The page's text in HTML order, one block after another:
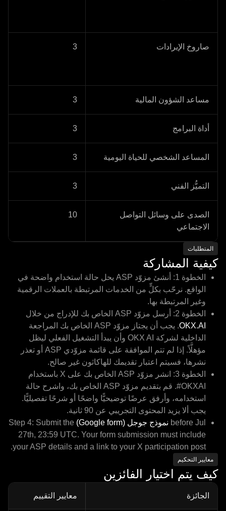
صاروخ الإيرادات 3
مساعد الشؤون المالية 3
أداة البرامج 3
المساعد الشخصي للحياة اليومية 3
التميُّز الفني 3
الصدى على وسائل التواصل
الاجتماعي
10
المتطلبات
كيفية المشاركة
الخطوة 1: أنشئ مزوّد ASP يحل حالة استخدام واضحة في
الواقع. نرحّب بكلٍّ من الخدمات المرتبطة بالعملات الرقمية
وغير المرتبطة بها.
الخطوة 2: أرسل مزوّد ASP الخاص بك للإدراج من خلال
OKX.AI
. يجب أن يجتاز مزوّد ASP الخاص بك المراجعة
الداخلية لشركة OKX AI وأن يبدأ التشغيل الفعلي ليظل
مؤهلَّاً. إذا لم تتم الموافقة على قائمة مزوّدي ASP أو تعذر
نشرها، فسيتم اعتبار تقديمك للهاكاثون غير صالح.
الخطوة 3: انشر مزوّد ASP الخاص بك على X باستخدام
‎#OKXAI. قم بتقديم مزوّد ASP الخاص بك، واشرح حالة
استخدامه، وأرفق عرضًا توضيحيًّا واضحًا أو شرحًا تفصيليًّا.
يجب ألا يزيد المحتوى التجريبي عن 90 ثانية.
Step 4: Submit the
نموذج جوجل (Google form) before Jul
27th, 23:59 UTC. Your form submission must include
your ASP details and a link to your X participation post.
معايير التحكيم
كيف يتم اختيار الفائزين
الجائزة معايير التقييم